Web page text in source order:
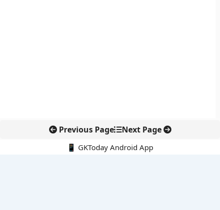
Previous Page Next Page
📱 GKToday Android App